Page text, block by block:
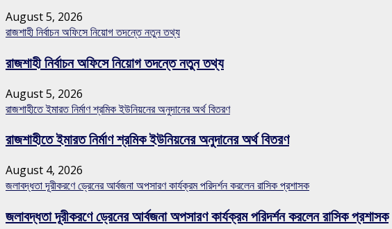
August 5, 2026
রাজশাহী নির্বাচন অফিসে নিয়োগ তদন্তে নতুন তথ্য
রাজশাহী নির্বাচন অফিসে নিয়োগ তদন্তে নতুন তথ্য
August 5, 2026
রাজশাহীতে ইমারত নির্মাণ শ্রমিক ইউনিয়নের অনুদানের অর্থ বিতরণ
রাজশাহীতে ইমারত নির্মাণ শ্রমিক ইউনিয়নের অনুদানের অর্থ বিতরণ
August 4, 2026
জলাবদ্ধতা দূরীকরণে ড্রেনের আর্বজনা অপসারণ কার্যক্রম পরিদর্শন করলেন রাসিক প্রশাসক
জলাবদ্ধতা দূরীকরণে ড্রেনের আর্বজনা অপসারণ কার্যক্রম পরিদর্শন করলেন রাসিক প্রশাসক